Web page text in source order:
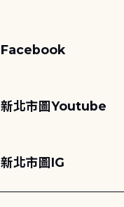
Facebook
新北市圖Youtube
新北市圖IG